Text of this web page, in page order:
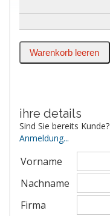
ihre details
Sind Sie bereits Kunde?
Anmeldung...
Vorname
Nachname
Firma